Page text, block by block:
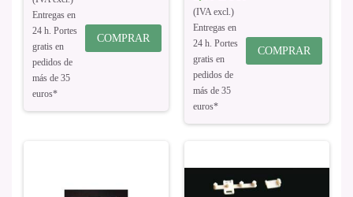
Entregas en
24 h. Portes
gratis en
pedidos de
más de 35
euros*
COMPRAR
(IVA excl.)
Entregas en
24 h. Portes
gratis en
pedidos de
más de 35
euros*
COMPRAR